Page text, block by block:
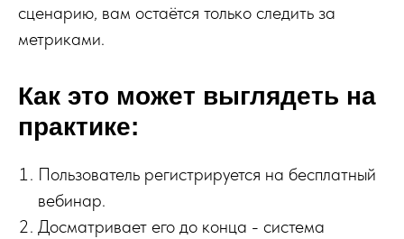
сценарию, вам остаётся только следить за
метриками.
Как это может выглядеть на
практике:
Пользователь регистрируется на бесплатный
вебинар.
Досматривает его до конца - система